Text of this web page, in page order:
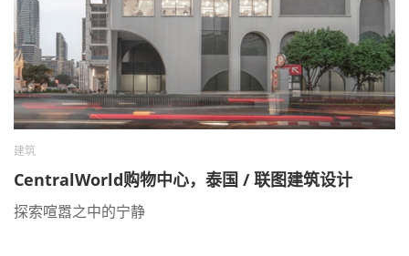
建筑
CentralWorld购物中心，泰国 / 联图建筑设计
探索喧嚣之中的宁静